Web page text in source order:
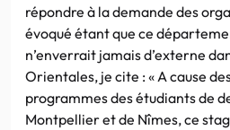
répondre à la demande des
évoqué étant que ce
n’enverrait jamais d’externe
Orientales, je cite : « A cause
programmes des étudiants de
Montpellier et de Nîmes, ce